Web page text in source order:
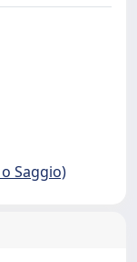
Saggio)